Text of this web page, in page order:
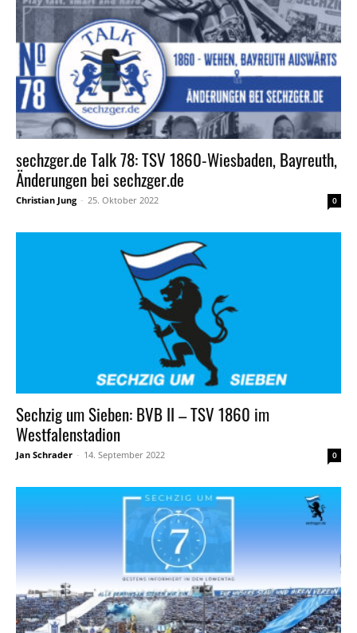
sechzger.de Talk 78: TSV 1860-Wiesbaden, Bayreuth,
Änderungen bei sechzger.de
Christian Jung - 25. Oktober 2022 0
Sechzig um Sieben: BVB II – TSV 1860 im
Westfalenstadion
Jan Schrader - 14. September 2022 0